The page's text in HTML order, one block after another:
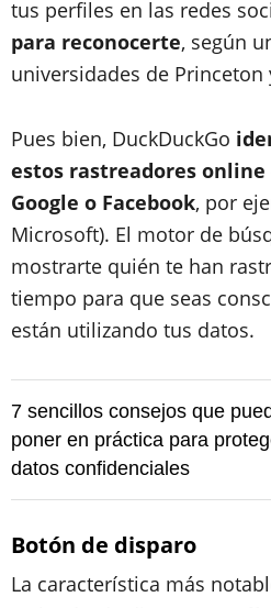
tus perfiles en las redes
para reconocerte, según
universidades de Princeton
Pues bien, DuckDuckGo
estos rastreadores
Google o Facebook, por
Microsoft). El motor de
mostrarte quién te han
tiempo para que seas
están utilizando tus datos.
7 sencillos consejos que
poner en práctica para
datos confidenciales
Botón de disparo
La característica más